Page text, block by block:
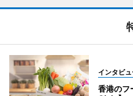
インタビ
香港の